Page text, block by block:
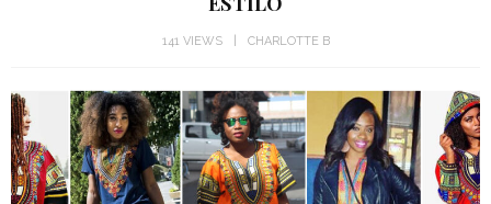
141 VIEWS CHARLOTTE B